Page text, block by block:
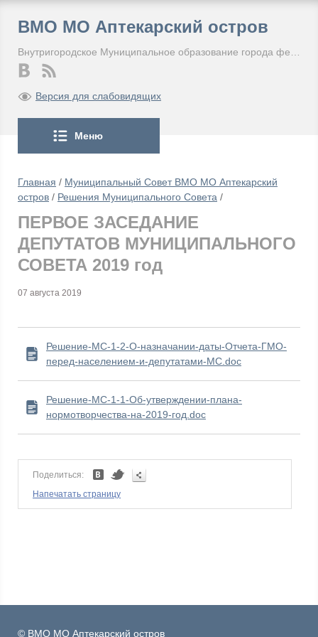
ВМО МО Аптекарский остров
Версия для слабовидящих
Меню
Главная / Муниципальный Совет ВМО МО Аптекарский
остров / Решения Муниципального Совета /
ПЕРВОЕ ЗАСЕДАНИЕ
ДЕПУТАТОВ МУНИЦИПАЛЬНОГО
СОВЕТА 2019 год
07 августа 2019
Решение-МС-1-2-О-назначании-даты-Отчета-ГМО-
перед-населением-и-депутатами-МС.doc
Решение-МС-1-1-Об-утверждении-плана-
нормотворчества-на-2019-год.doc
Поделиться:
Напечатать страницу
© ВМО МО Аптекарский остров